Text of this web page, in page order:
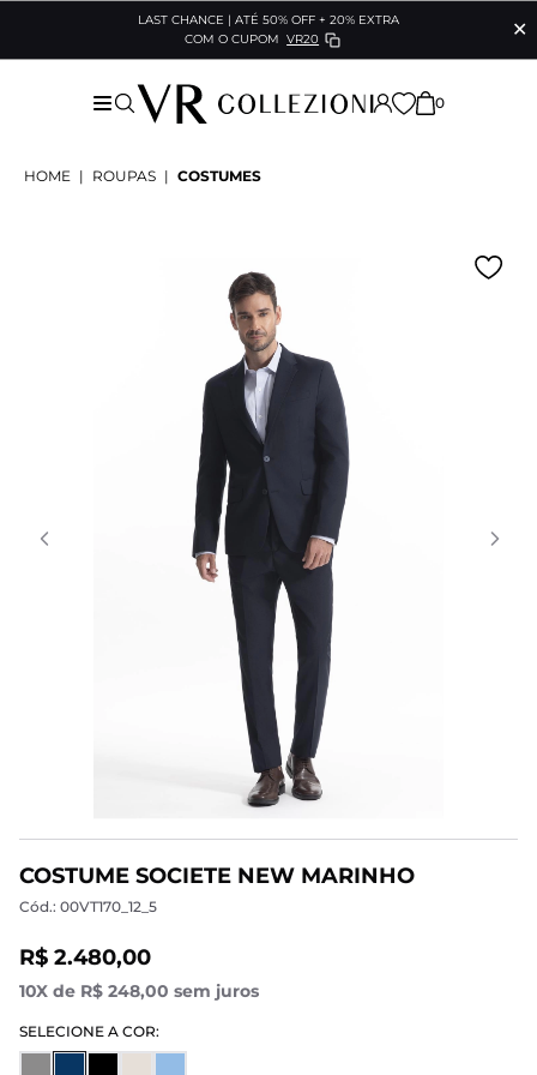
LAST CHANCE | ATÉ 50% OFF + 20% EXTRA
COM O CUPOM VR20 ✕
0
HOME | ROUPAS | COSTUMES
COSTUME SOCIETE NEW MARINHO
Cód.: 00VT170_12_5
R$ 2.480,00
10X de R$ 248,00 sem juros
SELECIONE A COR: